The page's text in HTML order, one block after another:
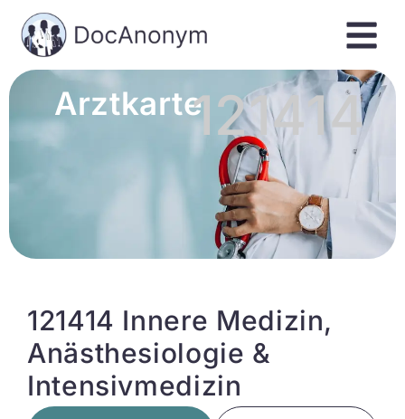
Arztkarte121414
121414 Innere Medizin,
Anästhesiologie &
Intensivmedizin